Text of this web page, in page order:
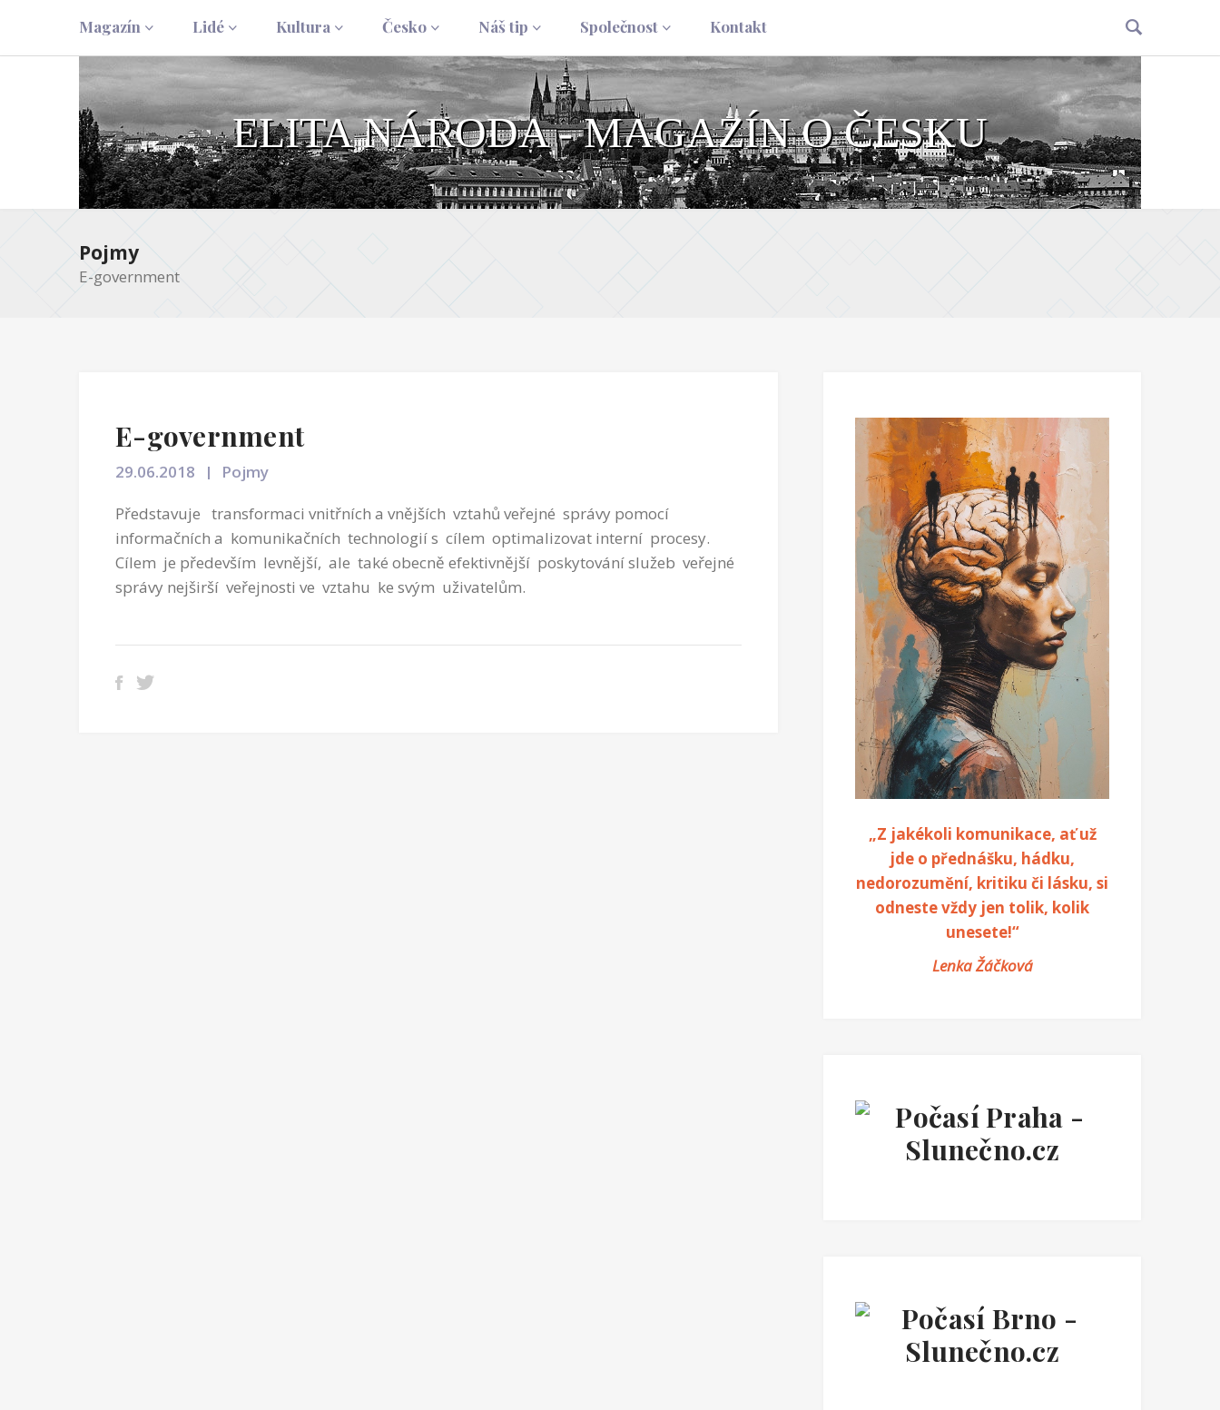
Magazín Lidé Kultura Česko Náš tip Společnost Kontakt
ELITA NÁRODA - MAGAZÍN O ČESKU
Pojmy
E-government
E-government
29.06.2018
Pojmy
Představuje transformaci vnitřních a vnějších vztahů veřejné správy pomocí
informačních a komunikačních technologií s cílem optimalizovat interní procesy.
Cílem je především levnější, ale také obecně efektivnější poskytování služeb veřejné
správy nejširší veřejnosti ve vztahu ke svým uživatelům.
„Z jakékoli komunikace, ať už
jde o přednášku, hádku,
nedorozumění, kritiku či lásku, si
odneste vždy jen tolik, kolik
unesete!“
Lenka Žáčková